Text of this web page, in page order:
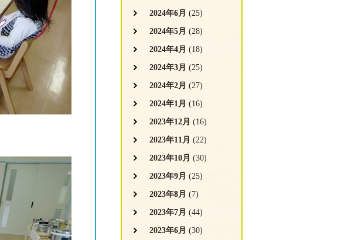
2024年6月 (25)
2024年5月 (28)
2024年4月 (18)
2024年3月 (25)
2024年2月 (27)
2024年1月 (16)
2023年12月 (16)
2023年11月 (22)
2023年10月 (30)
2023年9月 (25)
2023年8月 (7)
2023年7月 (44)
2023年6月 (30)